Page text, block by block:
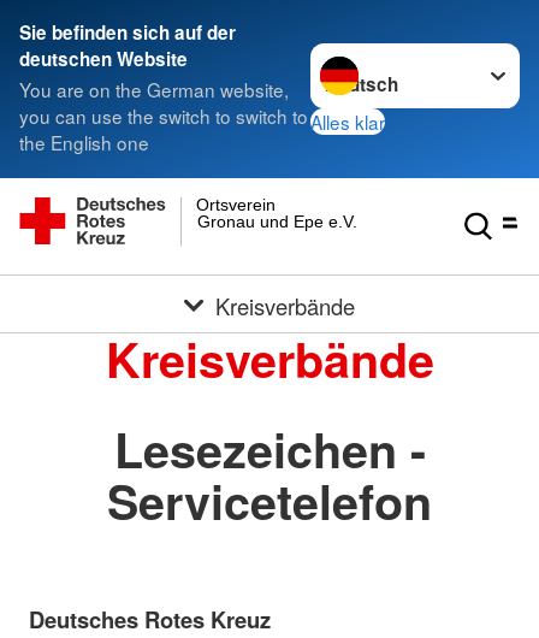
Sie befinden sich auf der
deutschen Website
You are on the German website,
you can use the switch to switch to
the English one
Sprache wechseln zu
Alles klar
Gronau und Epe e.V.
Ortsverein
Kreisverbände
Kreisverbände
Lesezeichen -
Servicetelefon
Deutsches Rotes Kreuz